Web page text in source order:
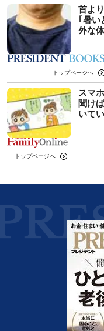
首よ
｢暑い
外な
トップページへ
スマ
聞け
いて
トップページへ